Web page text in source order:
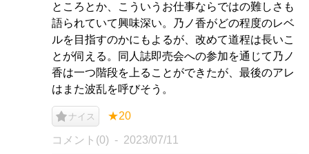
ところとか、こういうお仕事ならではの難しさも
語られていて興味深い。乃ノ香がどの程度のレベ
ルを目指すのかにもよるが、改めて道程は長いこ
とが伺える。同人誌即売会への参加を通じて乃ノ
香は一つ階段を上ることができたが、最後のアレ
はまた波乱を呼びそう。
ナイス ★20
コメント(0) 2023/07/11